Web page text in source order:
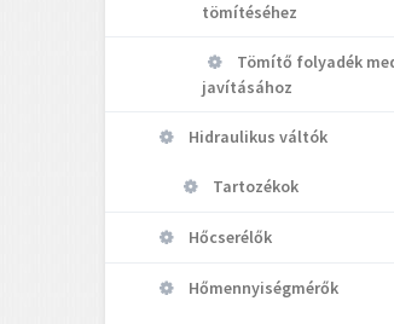
tömítéséhez
Tömítő folyadék
javításához
Hidraulikus váltók
Tartozékok
Hőcserélők
Hőmennyiségmérők